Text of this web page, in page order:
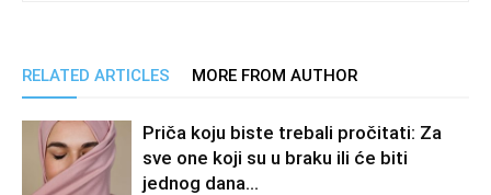
RELATED ARTICLES MORE FROM AUTHOR
Priča koju biste trebali pročitati: Za
sve one koji su u braku ili će biti
jednog dana…